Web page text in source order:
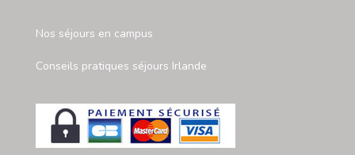
Nos séjours en campus
Conseils pratiques séjours Irlande